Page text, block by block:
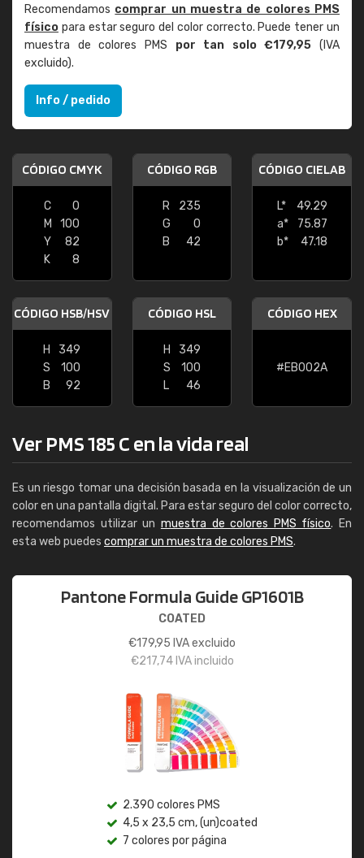
Recomendamos comprar un muestra de colores PMS
físico para estar seguro del color correcto. Puede tener un
muestra de colores PMS por tan solo €179,95 (IVA
excluido).
Info / pedido
CÓDIGO CMYK
C
0
M
100
Y
82
K
8
CÓDIGO RGB
R
235
G
0
B
42
CÓDIGO CIELAB
L*
49.29
a*
75.87
b*
47.18
CÓDIGO HSB/HSV
H
349
S
100
B
92
CÓDIGO HSL
H
349
S
100
L
46
CÓDIGO HEX
#EB002A
Ver PMS 185 C en la vida real
Es un riesgo tomar una decisión basada en la visualización de un
color en una pantalla digital. Para estar seguro del color correcto,
recomendamos utilizar un muestra de colores PMS físico. En
esta web puedes comprar un muestra de colores PMS.
Pantone Formula Guide GP1601B
COATED
€179,95 IVA excluido
€217,74IVA incluido
2.390 colores PMS
4,5 x 23,5 cm, (un)coated
7 colores por página